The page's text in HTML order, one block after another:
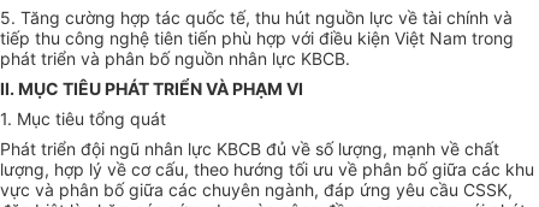
5. Tăng cường hợp tác quốc tế, thu hút nguồn lực về tài chính và
tiếp thu công nghệ tiên tiến phù hợp với điều kiện Việt Nam trong
phát triển và phân bố nguồn nhân lực KBCB.
II. MỤC TIÊU PHÁT TRIỂN VÀ PHẠM VI
1. Mục tiêu tổng quát
Phát triển đội ngũ nhân lực KBCB đủ về số lượng, mạnh về chất
lượng, hợp lý về cơ cấu, theo hướng tối ưu về phân bố giữa các khu
vực và phân bố giữa các chuyên ngành, đáp ứng yêu cầu CSSK,